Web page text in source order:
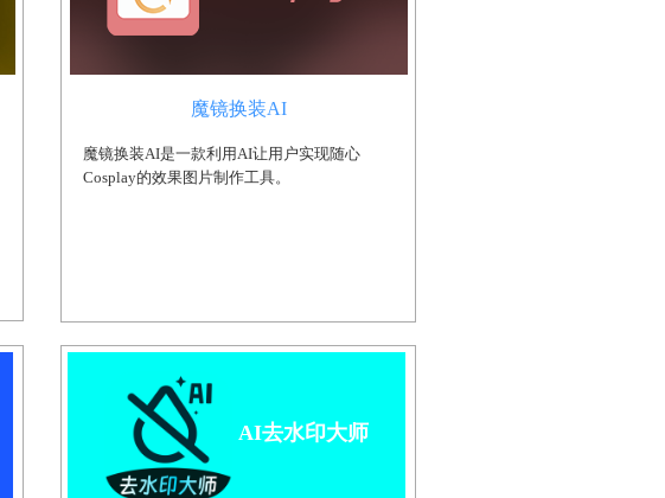
魔镜换装AI
魔镜换装AI是一款利用AI让用户实现随心
Cosplay的效果图片制作工具。
AI去水印大师